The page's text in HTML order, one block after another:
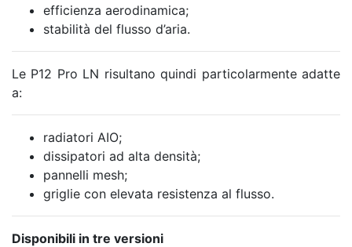
efficienza aerodinamica;
stabilità del flusso d’aria.
Le P12 Pro LN risultano quindi particolarmente adatte
a:
radiatori AIO;
dissipatori ad alta densità;
pannelli mesh;
griglie con elevata resistenza al flusso.
Disponibili in tre versioni